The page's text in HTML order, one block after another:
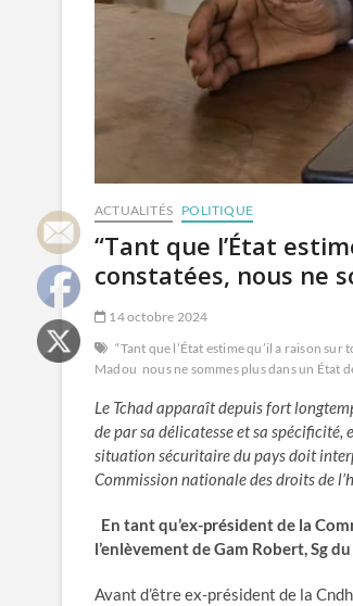
ACTUALITÉS POLITIQUE
“Tant que l’État
constatées, nous ne
14 octobre 2024
“Tant que l’État estime qu’il a raison
Madou nous ne sommes plus dans un État
Le Tchad apparaît depuis fort
de par sa délicatesse et sa spécificité,
situation sécuritaire du pays doit
Commission nationale des droits de
En tant qu’ex-président de la
l’enlèvement de Gam Robert, Sg
Avant d’être ex-président de la